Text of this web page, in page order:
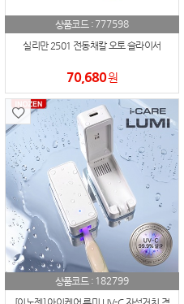
상품코드 : 777598
실리만 2501 전동채칼 오토 슬라이서
70,680원
상품코드 : 182799